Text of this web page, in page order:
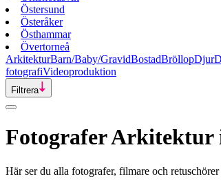
Östersund
Österåker
Östhammar
Övertorneå
ArkitekturBarn/Baby/GravidBostadBröllopDjur
fotografiVideoproduktion
Filtrera
FotograferArkitektur
Här ser du alla fotografer, filmare och